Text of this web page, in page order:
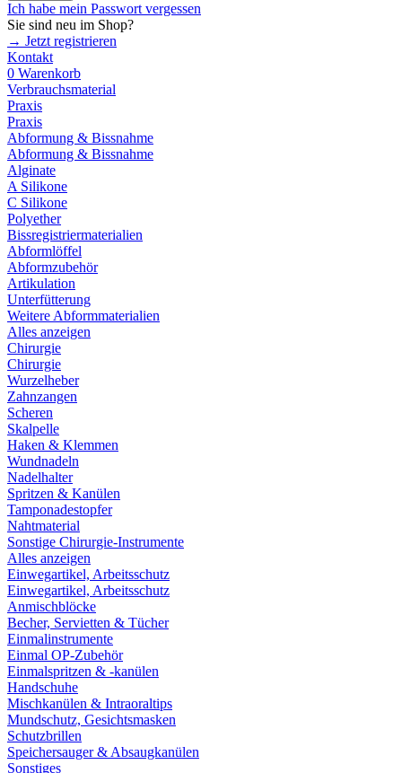
Ich habe mein Passwort vergessen
Sie sind neu im Shop?
→ Jetzt registrieren
Kontakt
0 Warenkorb
Verbrauchsmaterial
Praxis
Praxis
Abformung & Bissnahme
Abformung & Bissnahme
Alginate
A Silikone
C Silikone
Polyether
Bissregistriermaterialien
Abformlöffel
Abformzubehör
Artikulation
Unterfütterung
Weitere Abformmaterialien
Alles anzeigen
Chirurgie
Chirurgie
Wurzelheber
Zahnzangen
Scheren
Skalpelle
Haken & Klemmen
Wundnadeln
Nadelhalter
Spritzen & Kanülen
Tamponadestopfer
Nahtmaterial
Sonstige Chirurgie-Instrumente
Alles anzeigen
Einwegartikel, Arbeitsschutz
Einwegartikel, Arbeitsschutz
Anmischblöcke
Becher, Servietten & Tücher
Einmalinstrumente
Einmal OP-Zubehör
Einmalspritzen & -kanülen
Handschuhe
Mischkanülen & Intraoraltips
Mundschutz, Gesichtsmasken
Schutzbrillen
Speichersauger & Absaugkanülen
Sonstiges